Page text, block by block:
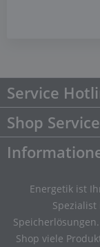
Service
Shop Service
Energetik ist
Shop viele